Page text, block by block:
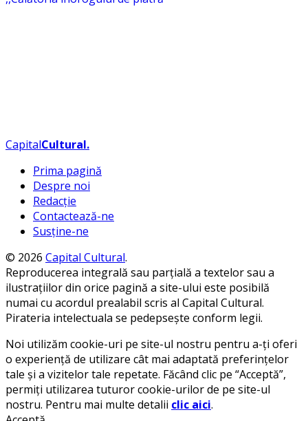
CapitalCultural.
Prima pagină
Despre noi
Redacție
Contactează-ne
Susține-ne
© 2026 Capital Cultural.
Reproducerea integrală sau parțială a textelor sau a
ilustrațiilor din orice pagină a site-ului este posibilă
numai cu acordul prealabil scris al Capital Cultural.
Pirateria intelectuala se pedepsește conform legii.
Noi utilizăm cookie-uri pe site-ul nostru pentru a-ți oferi
o experiență de utilizare cât mai adaptată preferințelor
tale și a vizitelor tale repetate. Făcând clic pe “Acceptă”,
permiți utilizarea tuturor cookie-urilor de pe site-ul
nostru. Pentru mai multe detalii clic aici.